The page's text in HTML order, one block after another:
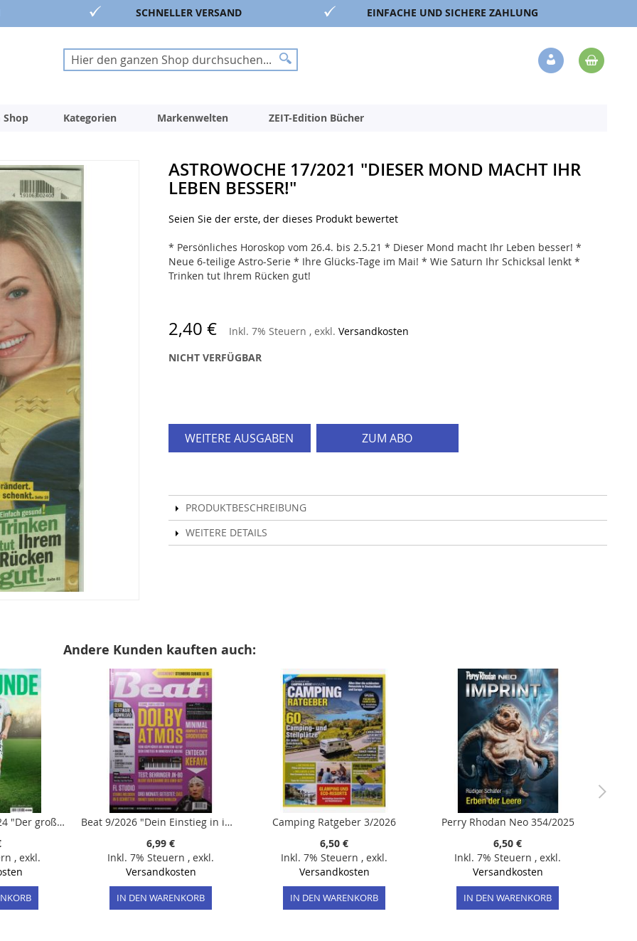
SCHNELLER VERSAND EINFACHE UND SICHERE ZAHLUNG
Suche
Suche
Veränderung
Shop Kategorien Markenwelten ZEIT-Edition Bücher
ASTROWOCHE 17/2021 "DIESER MOND MACHT IHR
LEBEN BESSER!"
Seien Sie der erste, der dieses Produkt bewertet
* Persönliches Horoskop vom 26.4. bis 2.5.21 * Dieser Mond macht Ihr Leben besser! *
Neue 6-teilige Astro-Serie * Ihre Glücks-Tage im Mai! * Wie Saturn Ihr Schicksal lenkt *
Trinken tut Ihrem Rücken gut!
2,40 € Inkl. 7% Steuern , exkl. Versandkosten
NICHT VERFÜGBAR
WEITERE AUSGABEN ZUM ABO
PRODUKTBESCHREIBUNG
WEITERE DETAILS
Andere Kunden kauften auch:
11 Freunde 267/2024 "Der große Traum des Rocco Reitz"
, exkl.
Beat 9/2026 "Dein Einstieg in immersives Mixing"
6,99 €
Inkl. 7% Steuern , exkl.
Versandkosten
IN DEN WARENKORB
Camping Ratgeber 3/2026
6,50 €
Inkl. 7% Steuern , exkl.
Versandkosten
IN DEN WARENKORB
Perry Rhodan Neo 354/2025
6,50 €
Inkl. 7% Steuern , exkl.
Versandkosten
IN DEN WARENKORB